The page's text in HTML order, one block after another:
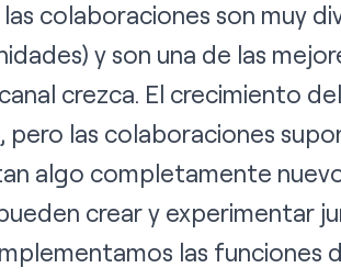
colaboraciones son muy
y son una de las
crezca. El crecimiento
las colaboraciones
algo completamente
crear y experimentar
las funciones